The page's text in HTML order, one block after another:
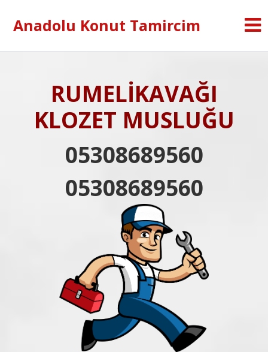
Anadolu Konut Tamircim
RUMELİKAVAĞI
KLOZET MUSLUĞU
05308689560
05308689560